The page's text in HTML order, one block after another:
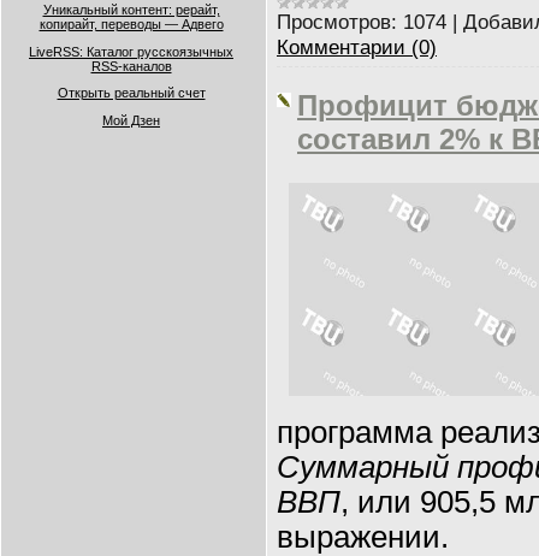
Уникальный контент: рерайт,
копирайт, переводы — Адвего
LiveRSS: Каталог русскоязычных
RSS-каналов
Открыть реальный счет
Мой Дзен
Просмотров: 1074 |
Комментарии (0)
Профицит
составил 2% к
программа
Суммарный
ВВП, или 905,5
выражении.